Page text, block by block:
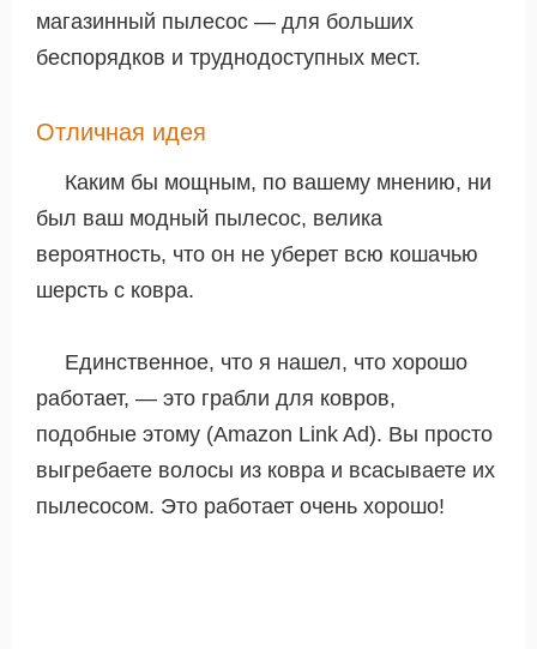
магазинный пылесос — для больших
беспорядков и труднодоступных мест.
Отличная идея
Каким бы мощным, по вашему мнению, ни
был ваш модный пылесос, велика
вероятность, что он не уберет всю кошачью
шерсть с ковра.
Единственное, что я нашел, что хорошо
работает, — это грабли для ковров,
подобные этому (Amazon Link Ad). Вы просто
выгребаете волосы из ковра и всасываете их
пылесосом. Это работает очень хорошо!